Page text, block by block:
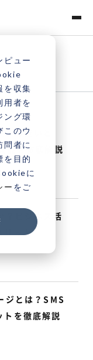
ピュー
を収集
用者を
ング環
このウ
問者に
を目的
に
ー をご
の違いと
能を徹底解説
？ビジネス活
リット
ジとは？SMS
トを徹底解説